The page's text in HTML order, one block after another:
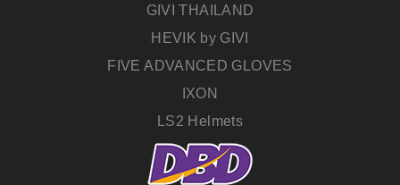
GIVI THAILAND
HEVIK by GIVI
FIVE ADVANCED GLOVES
IXON
LS2 Helmets